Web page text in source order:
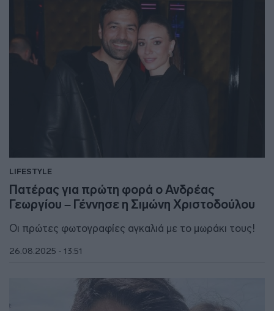
LIFESTYLE
Πατέρας για πρώτη φορά ο Ανδρέας
Γεωργίου – Γέννησε η Σιμώνη Χριστοδούλου
Οι πρώτες φωτογραφίες αγκαλιά με το μωράκι τους!
26.08.2025 - 13:51